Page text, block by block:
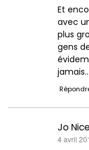
Et
avec
plus
gens
jamais…
Jo
4 avril